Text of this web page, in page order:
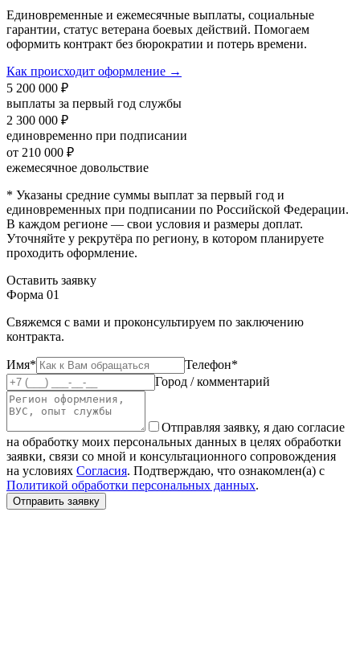
Единовременные и ежемесячные выплаты, социальные
гарантии, статус ветерана боевых действий. Помогаем
оформить контракт без бюрократии и потерь времени.
Как происходит оформление →
5 200 000 ₽
выплаты за первый год службы
2 300 000 ₽
единовременно при подписании
от 210 000 ₽
ежемесячное довольствие
* Указаны средние суммы выплат за первый год и
единовременных при подписании по Российской Федерации.
В каждом регионе — свои условия и размеры доплат.
Уточняйте у рекрутёра по региону, в котором планируете
проходить оформление.
Оставить заявку
Форма 01
Свяжемся с вами и проконсультируем по заключению
контракта.
Имя*
Телефон*
Город / комментарий
Отправляя заявку, я даю согласие
на обработку моих персональных данных в целях обработки
заявки, связи со мной и консультационного сопровождения
на условиях Согласия. Подтверждаю, что ознакомлен(а) с
Политикой обработки персональных данных.
Отправить заявку